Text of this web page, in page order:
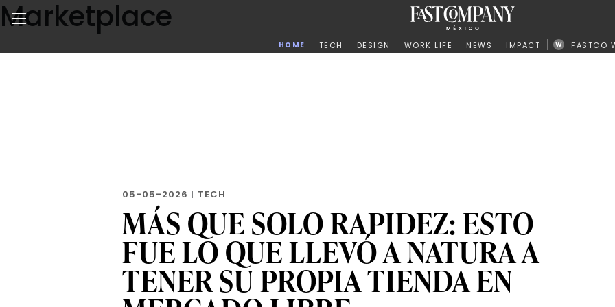
Skip
to
content
Noticias de negocios, innovación, tecnología y diseño
HOME TECH DESIGN WORK LIFE NEWS IMPACT FASTCO
Marketplace
05-05-2026 | TECH
MÁS QUE SOLO RAPIDEZ: ESTO
FUE LO QUE LLEVÓ A NATURA A
TENER SU PROPIA TIENDA EN